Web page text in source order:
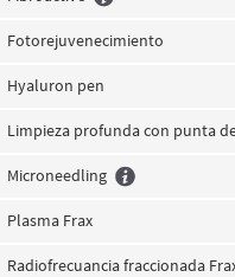
Fotorejuvenecimiento
Hyaluron pen
Limpieza profunda con punta
Microneedling
Plasma Frax
Radiofrecuancia fraccionada